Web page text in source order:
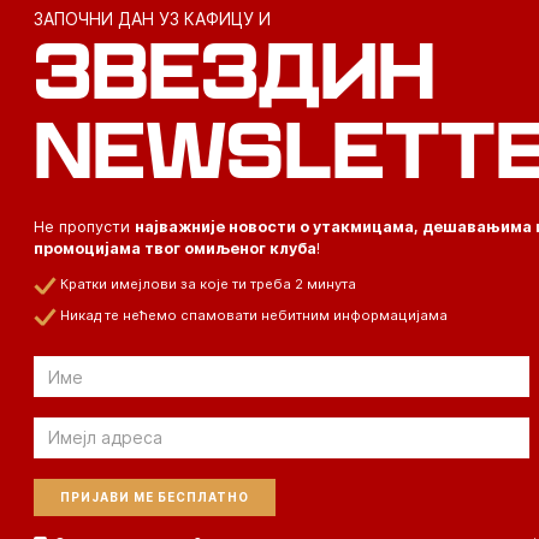
ЗАПОЧНИ ДАН УЗ КАФИЦУ И
ЗВЕЗДИН
Не пропусти најважније новости о утакмицама, дешавањима
промоцијама твог омиљеног клуба!
Кратки имејлови за које ти треба 2 минута
Никад те нећемо спамовати небитним информацијама
Email
Email